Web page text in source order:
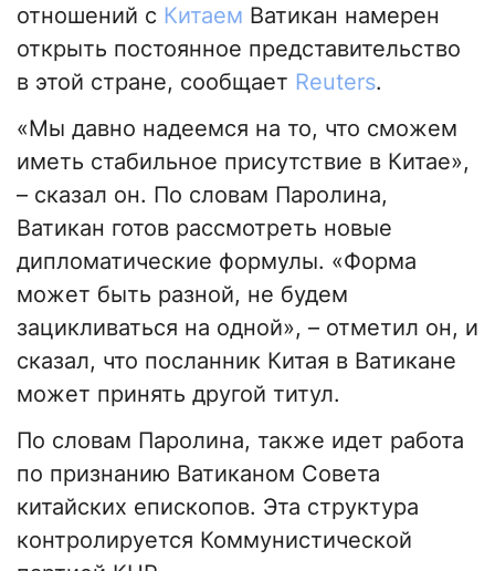
отношений с Китаем Ватикан намерен
открыть постоянное представительство
в этой стране, сообщает Reuters.
«Мы давно надеемся на то, что сможем
иметь стабильное присутствие в Китае»,
– сказал он. По словам Паролина,
Ватикан готов рассмотреть новые
дипломатические формулы. «Форма
может быть разной, не будем
зацикливаться на одной», – отметил он, и
сказал, что посланник Китая в Ватикане
может принять другой титул.
По словам Паролина, также идет работа
по признанию Ватиканом Совета
китайских епископов. Эта структура
контролируется Коммунистической